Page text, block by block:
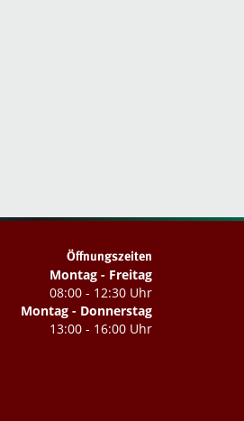
Öffnungszeiten
Montag - Freitag
08:00 - 12:30 Uhr
Montag - Donnerstag
13:00 - 16:00 Uhr